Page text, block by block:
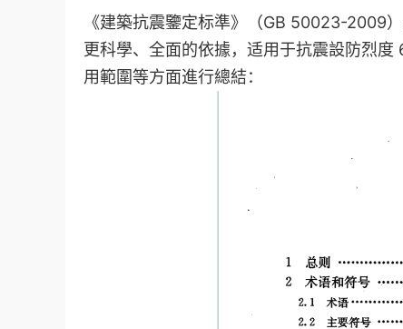
《建築抗震鑒定标準》（GB 50023-2009
更科學、全面的依據，适用于抗震設防烈
用範圍等方面進行總結：